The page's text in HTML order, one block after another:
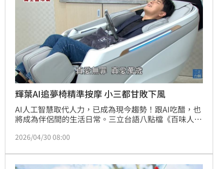
輝葉AI追夢椅精準按摩 小三都甘敗下風
AI人工智慧取代人力，已成為現今趨勢！跟AI吃醋，也
將成為伴侶間的生活日常。三立台語八點檔《百味人
界討論，也意外讓「善解人意」的AI追夢椅，成為母親
2026/04/30 08:00